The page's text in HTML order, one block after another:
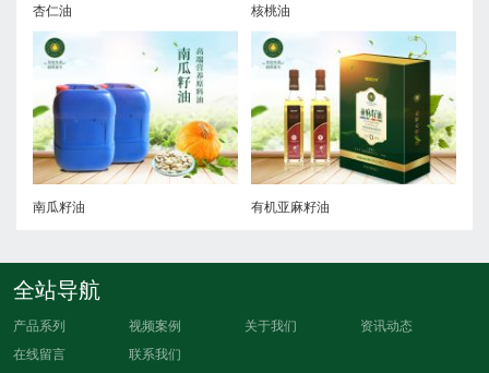
杏仁油 核桃油
南瓜籽油 有机亚麻籽油
全站导航
产品系列 视频案例 关于我们
资讯动态
在线留言
联系我们